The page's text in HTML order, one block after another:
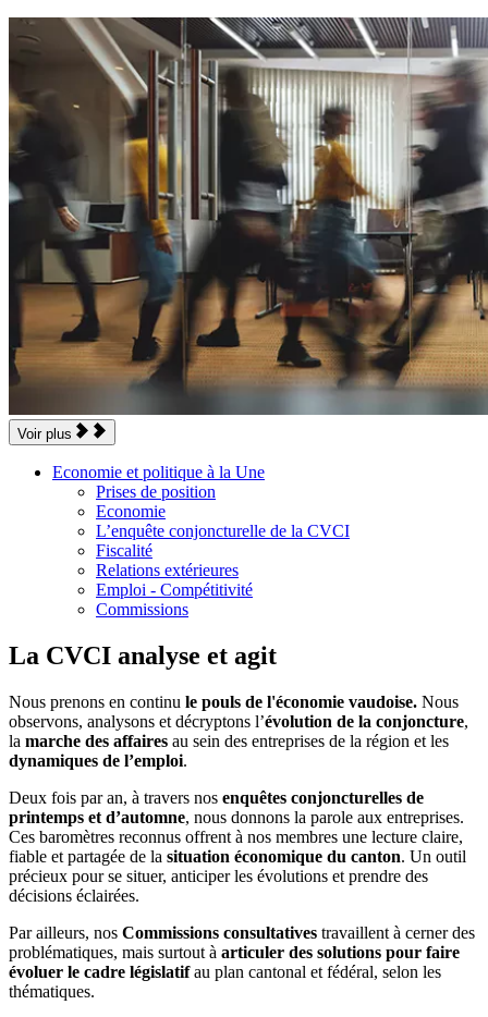
Voir plus
Economie et politique à la Une
Prises de position
Economie
L’enquête conjoncturelle de la CVCI
Fiscalité
Relations extérieures
Emploi - Compétitivité
Commissions
La CVCI analyse et agit
Nous prenons en continu le pouls de l'économie vaudoise. Nous
observons, analysons et décryp­tons l’évolution de la conjoncture,
la marche des affaires au sein des entreprises de la région et les
dynamiques de l’emploi.
Deux fois par an, à travers nos enquêtes conjoncturelles de
printemps et d’automne, nous donnons la parole aux entreprises.
Ces baromètres reconnus offrent à nos membres une lecture claire,
fiable et partagée de la situation économique du canton. Un outil
précieux pour se situer, anticiper les évolutions et prendre des
décisions éclairées.
Par ailleurs, nos Commissions consultatives travaillent à cerner des
problématiques, mais surtout à articuler des solutions pour faire
évoluer le cadre législatifau plan cantonal et fédéral, selon les
thématiques.